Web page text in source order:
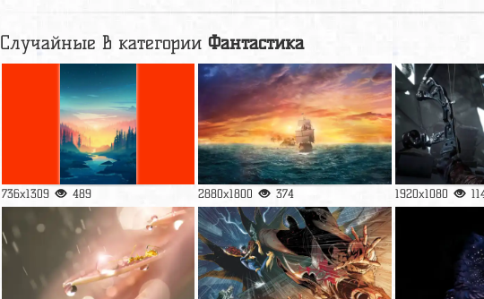
Случайные в категорииФантастика
736x1309 489 2880x1800 374 1920x1080